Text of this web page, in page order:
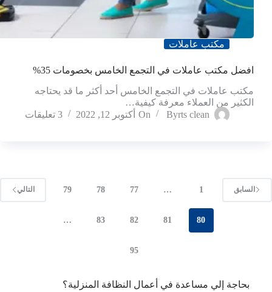
مكتب عاملات
افضل مكتب عاملات في التجمع الخامس بخصومات 35%
مكتب عاملات في التجمع الخامس أحد أكثر ما قد يحتاجه
الكثير من العملاء معرفة كيفية…
Byrts clean
On أكتوبر 12, 2022 3 تعليقات
السابق 1
…
77
78
79
80
81
82
83
…
95
التالي
بحاجة إلي مساعدة في أعمال النظافة المنزلية؟